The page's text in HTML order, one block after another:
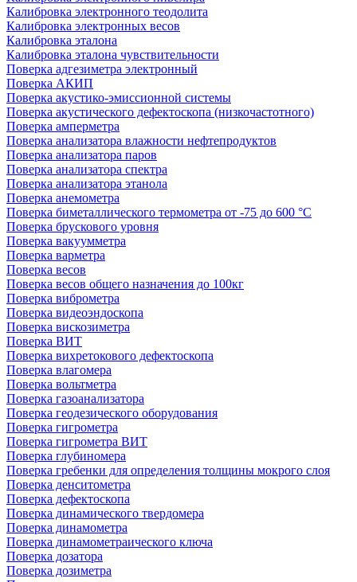
Калибровка электронного теодолита
Калибровка электронных весов
Калибровка эталона
Калибровка эталона чувствительности
Поверка адгезиметра электронный
Поверка АКИП
Поверка акустико-эмиссионной системы
Поверка акустического дефектоскопа (низкочастотного)
Поверка амперметра
Поверка анализатора влажности нефтепродуктов
Поверка анализатора паров
Поверка анализатора спектра
Поверка анализатора этанола
Поверка анемометра
Поверка биметаллического термометра от -75 до 600 °С
Поверка брускового уровня
Поверка вакуумметра
Поверка варметра
Поверка весов
Поверка весов общего назначения до 100кг
Поверка виброметра
Поверка видеоэндоскопа
Поверка вискозиметра
Поверка ВИТ
Поверка вихретокового дефектоскопа
Поверка влагомера
Поверка вольтметра
Поверка газоанализатора
Поверка геодезического оборудования
Поверка гигрометра
Поверка гигрометра ВИТ
Поверка глубиномера
Поверка гребенки для определения толщины мокрого слоя
Поверка денситометра
Поверка дефектоскопа
Поверка динамического твердомера
Поверка динамометра
Поверка динамометраического ключа
Поверка дозатора
Поверка дозиметра